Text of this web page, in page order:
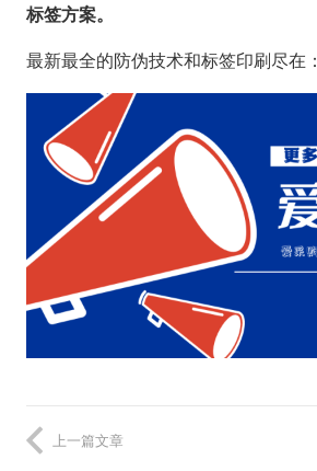
标签方案。
最新最全的防伪技术和标签印刷尽在：
上一篇文章